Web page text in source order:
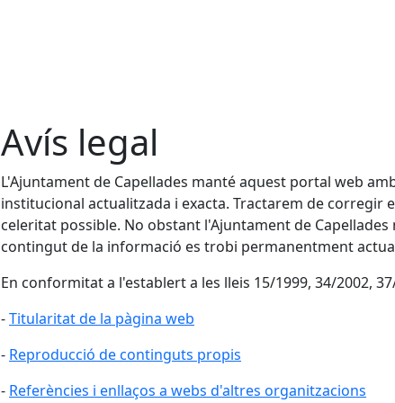
Avís legal
L'Ajuntament de Capellades manté aquest portal web
institucional actualitzada i exacta. Tractarem de corregir
celeritat possible. No obstant l'Ajuntament de
contingut de la informació es trobi permanentment
En conformitat a l'establert a les lleis 15/1999, 34/2002,
-Titularitat de la pàgina web
- Reproducció de continguts propis
- Referències i enllaços a webs d'altres organitzacions